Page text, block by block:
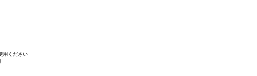
用ください